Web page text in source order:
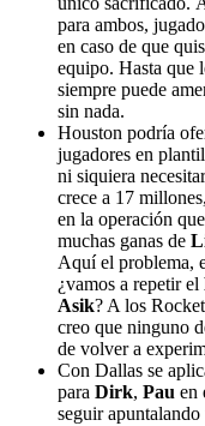
para ambos,
en caso de que
equipo. Hasta que
siempre puede
sin nada.
Houston podría
jugadores en
ni siquiera
crece a 17
en la operación
muchas ganas de
Aquí el problema,
¿vamos a repetir el
Asik? A los
creo que ninguno
de volver a
Con Dallas se
para Dirk, Pau en
seguir